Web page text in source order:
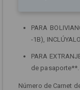
PARA
-1B),
PARA
de pasaporte**.
Número de Carnet